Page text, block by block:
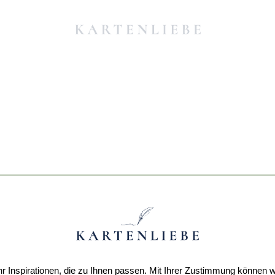
Inspirationen, die zu Ihnen passen. Mit Ihrer Zustimmung können